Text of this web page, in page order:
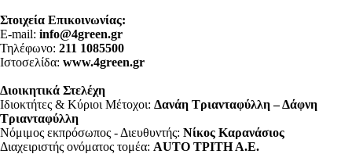
Στοιχεία Επικοινωνίας:
E-mail: info@4green.gr
Τηλέφωνο: 211 1085500
Ιστοσελίδα: www.4green.gr
Διοικητικά Στελέχη
Ιδιοκτήτες & Κύριοι Μέτοχοι: Δανάη Τριανταφύλλη – Δάφνη
Τριανταφύλλη
Νόμιμος εκπρόσωπος - Διευθυντής: Νίκος Καρανάσιος
Διαχειριστής ονόματος τομέα: ΑUTO ΤΡΙΤΗ Α.Ε.